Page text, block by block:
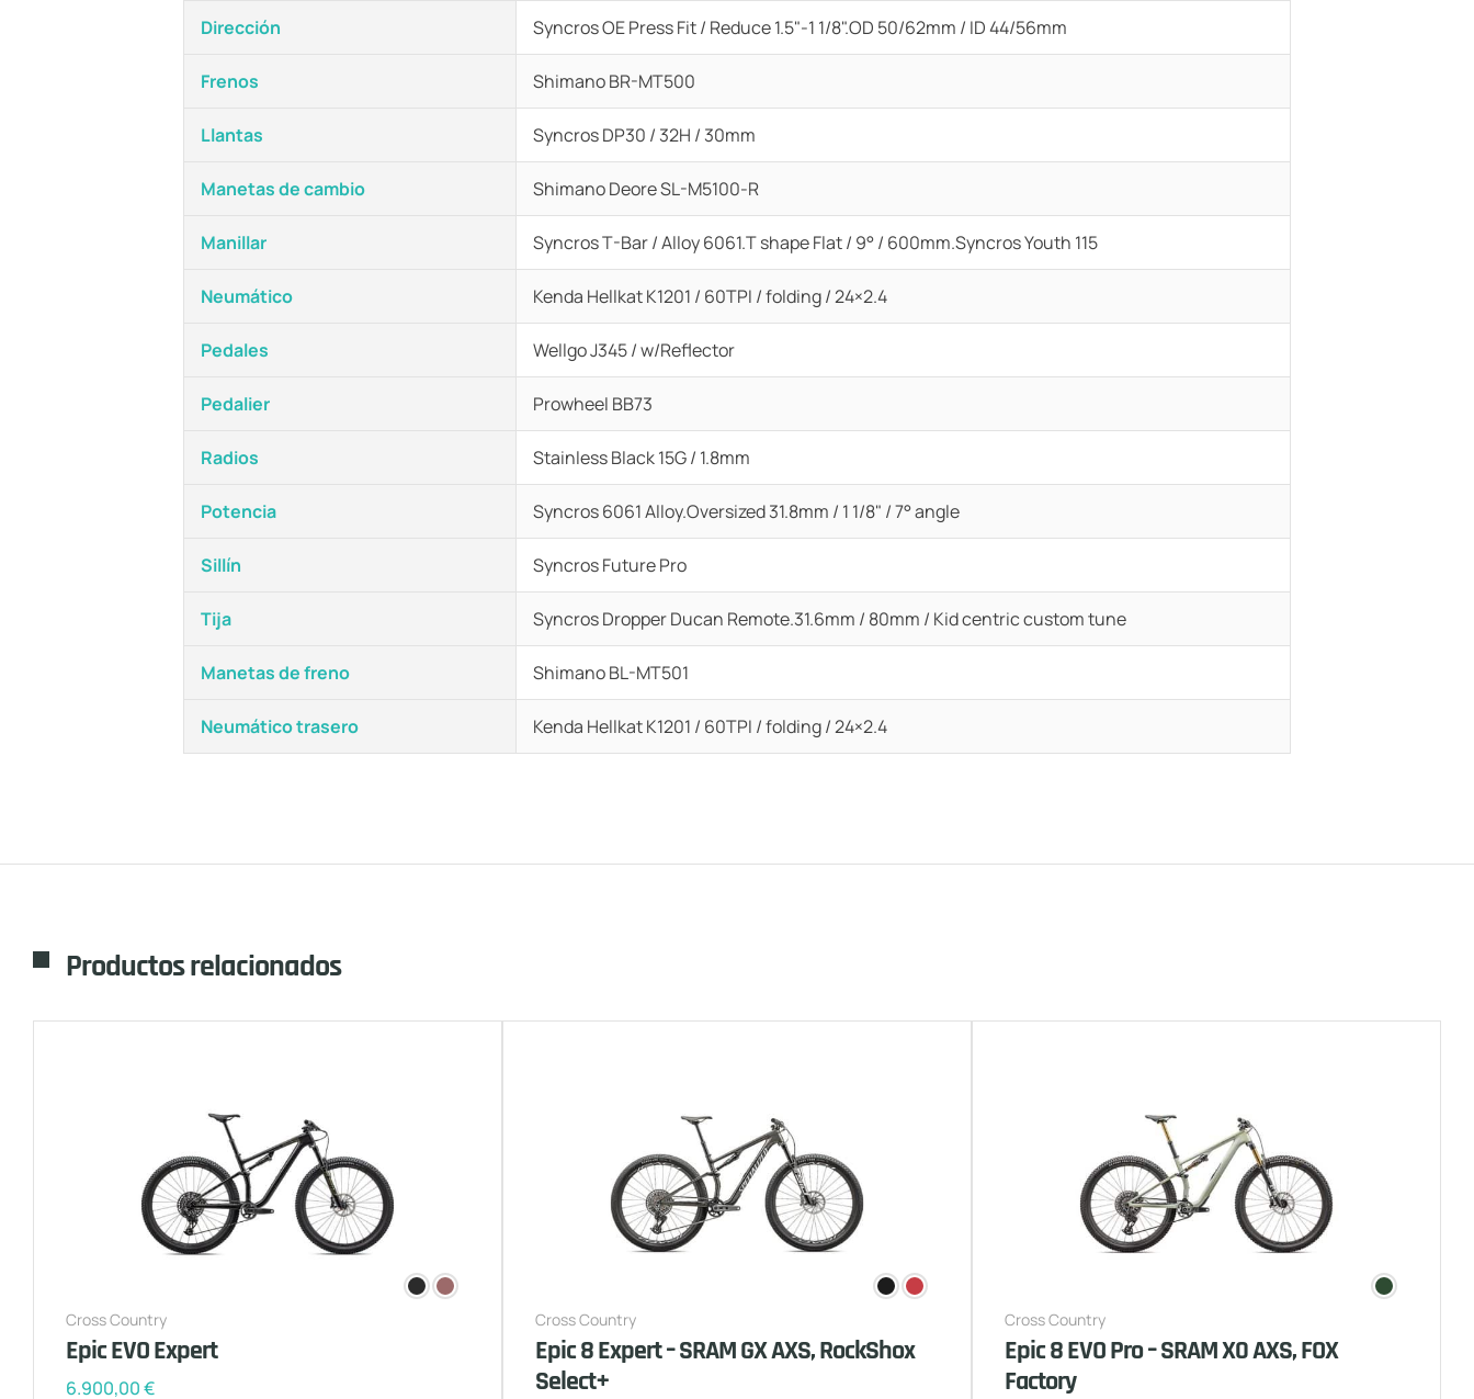
Dirección Syncros OE Press Fit / Reduce 1.5"-1 1/8".OD 50/62mm / ID 44/56mm
Frenos Shimano BR-MT500
Llantas Syncros DP30 / 32H / 30mm
Manetas de cambio Shimano Deore SL-M5100-R
Manillar Syncros T-Bar / Alloy 6061.T shape Flat / 9° / 600mm.Syncros Youth 115
Neumático Kenda Hellkat K1201 / 60TPI / folding / 24×2.4
Pedales Wellgo J345 / w/Reflector
Pedalier Prowheel BB73
Radios Stainless Black 15G / 1.8mm
Potencia Syncros 6061 Alloy.Oversized 31.8mm / 1 1/8" / 7° angle
Sillín Syncros Future Pro
Tija Syncros Dropper Ducan Remote.31.6mm / 80mm / Kid centric custom tune
Manetas de freno Shimano BL-MT501
Neumático trasero Kenda Hellkat K1201 / 60TPI / folding / 24×2.4
Productos relacionados
Cross Country
Epic EVO Expert
6.900,00€
Cross Country
Epic 8 Expert – SRAM GX AXS, RockShox
Select+
Cross Country
Epic 8 EVO Pro – SRAM X0 AXS, FOX
Factory